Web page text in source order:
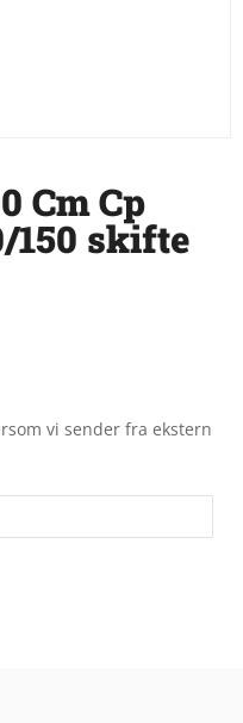
Cm Cp
150 skifte
vi sender fra ekstern